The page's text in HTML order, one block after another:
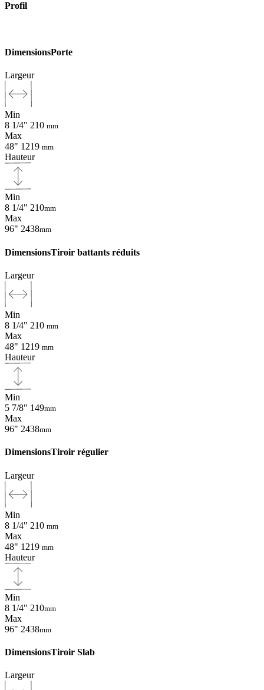
Profil
DimensionsPorte
Largeur
Min
8 1/4" 210 mm
Max
48" 1219 mm
Hauteur
Min
8 1/4" 210mm
Max
96" 2438mm
DimensionsTiroir battants réduits
Largeur
Min
8 1/4" 210 mm
Max
48" 1219 mm
Hauteur
Min
5 7/8" 149mm
Max
96" 2438mm
DimensionsTiroir régulier
Largeur
Min
8 1/4" 210 mm
Max
48" 1219 mm
Hauteur
Min
8 1/4" 210mm
Max
96" 2438mm
DimensionsTiroir Slab
Largeur